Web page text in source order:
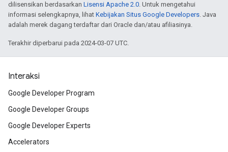
dilisensikan berdasarkan Lisensi Apache 2.0. Untuk mengetahui
informasi selengkapnya, lihat Kebijakan Situs Google Developers. Java
adalah merek dagang terdaftar dari Oracle dan/atau afiliasinya.
Terakhir diperbarui pada 2024-03-07 UTC.
Interaksi
Google Developer Program
Google Developer Groups
Google Developer Experts
Accelerators